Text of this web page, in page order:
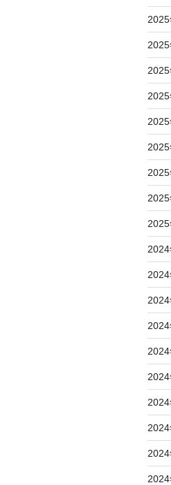
2025
2025
2025
2025
2025
2025
2025
2025
2025
2024
2024
2024
2024
2024
2024
2024
2024
2024
2024